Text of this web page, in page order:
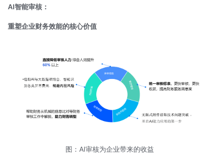
AI智能审核：
重塑企业财务效能的核心价值
图：AI审核为企业带来的收益